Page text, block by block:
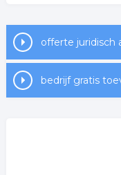
offerte juridisch
bedrijf gratis